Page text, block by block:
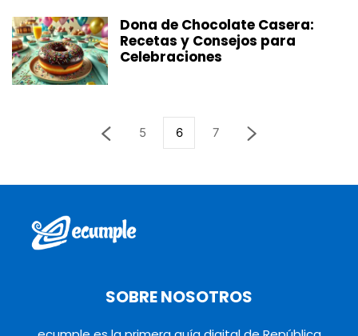
Dona de Chocolate Casera:
Recetas y Consejos para
Celebraciones
5 6 7
SOBRE NOSOTROS